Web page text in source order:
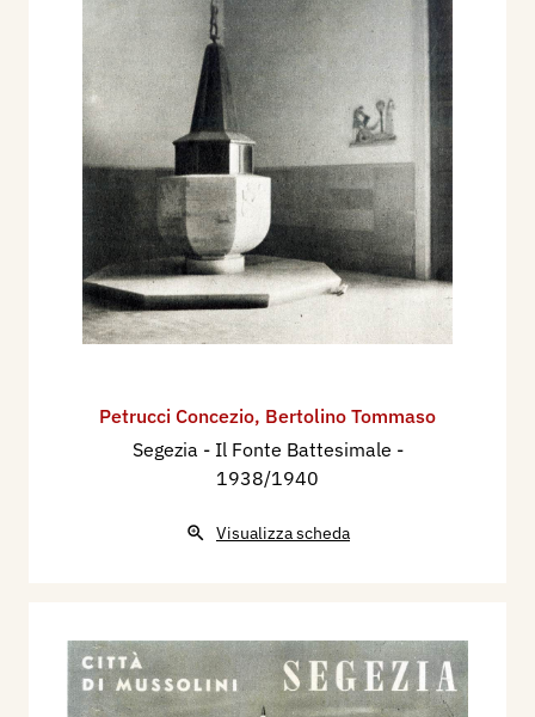
Petrucci Concezio, Bertolino Tommaso
Segezia - Il Fonte Battesimale -
1938/1940
Visualizza scheda